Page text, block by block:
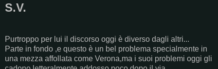
S.V.
Purtroppo per lui il discorso oggi è diverso dagli altri...
Parte in fondo ,e questo è un bel problema specialmente in
una mezza affollata come Verona,ma i suoi problemi oggi gli